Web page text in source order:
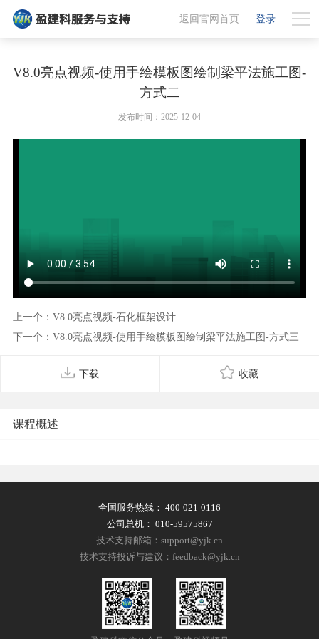
登录
返回官网首页
V8.0亮点视频-使用手绘模板图绘制梁平法施工图-
方式二
发布时间：2025-12-04
上一个：V8.0亮点视频-石化框架设计
下一个：V8.0亮点视频-使用手绘模板图绘制梁平法施工图-方式三
下载 收藏
课程概述
全国服务热线： 400-021-0116
公司总机： 010-59575867
技术支持邮箱：support@yjk.cn
技术支持投诉与建议：feedback@yjk.cn